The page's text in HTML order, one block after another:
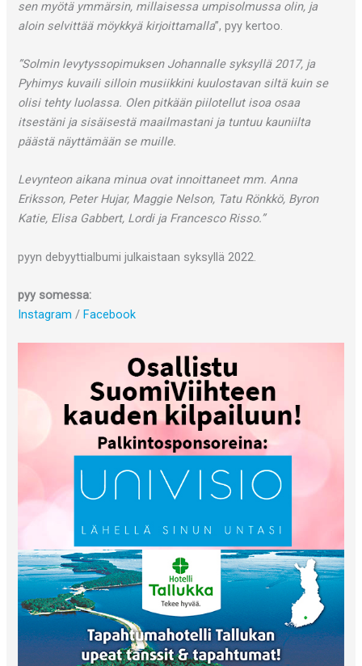
sen myötä ymmärsin, millaisessa umpisolmussa olin, ja
aloin selvittää möykkyä kirjoittamalla”, pyy kertoo.
”Solmin levytyssopimuksen Johannalle syksyllä 2017, ja
Pyhimys kuvaili silloin musiikkini kuulostavan siltä kuin se
olisi tehty luolassa. Olen pitkään piilotellut isoa osaa
itsestäni ja sisäisestä maailmastani ja tuntuu kauniilta
päästä näyttämään se muille.
Levynteon aikana minua ovat innoittaneet mm. Anna
Eriksson, Peter Hujar, Maggie Nelson, Tatu Rönkkö, Byron
Katie, Elisa Gabbert, Lordi ja Francesco Risso.”
pyyn debyyttialbumi julkaistaan syksyllä 2022.
pyy somessa:
Instagram/Facebook